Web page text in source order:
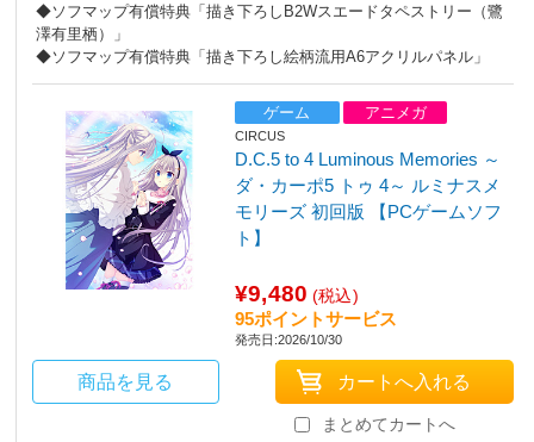
◆ソフマップ有償特典「描き下ろしB2Wスエードタペストリー（鷺
澤有里栖）」
◆ソフマップ有償特典「描き下ろし絵柄流用A6アクリルパネル」
ゲーム アニメガ
CIRCUS
D.C.5 to 4 Luminous Memories ～
ダ・カーポ5 トゥ 4～ ルミナスメ
モリーズ 初回版 【PCゲームソフ
ト】
¥9,480 (税込)
95ポイントサービス
発売日:2026/10/30
商品を見る
まとめてカートへ